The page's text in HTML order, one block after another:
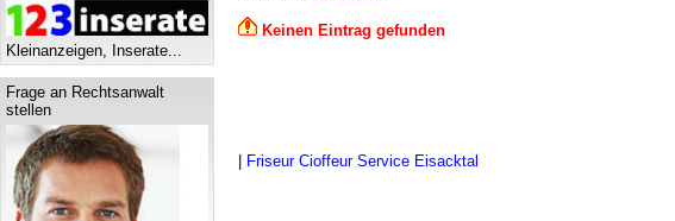
Kleinanzeigen, Inserate...
Frage an Rechtsanwalt
stellen
Keinen Eintrag gefunden
Friseur Cioffeur Service Eisacktal